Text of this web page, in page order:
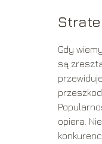
Gdy
są
opiera.